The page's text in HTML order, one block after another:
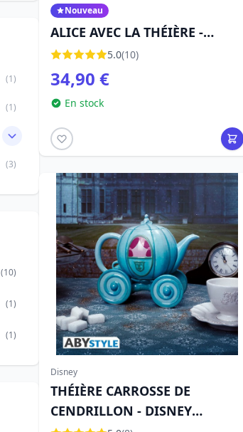
(1)
(1)
(3)
(10)
(1)
(1)
Nouveau
ALICE AVEC LA THÉIÈRE -
DISNEY TRADITIONS
5.0(10)
34,90 €
En stock
Disney
THÉIÈRE CARROSSE DE
CENDRILLON - DISNEY